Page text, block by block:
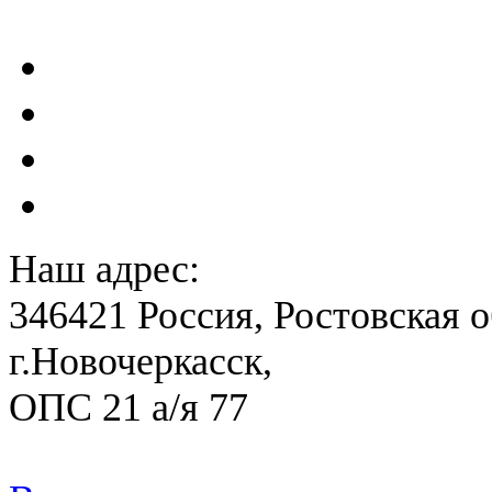
Наш адрес:
346421 Россия, Ростовская
г.Новочеркасск,
ОПС 21 а/я 77